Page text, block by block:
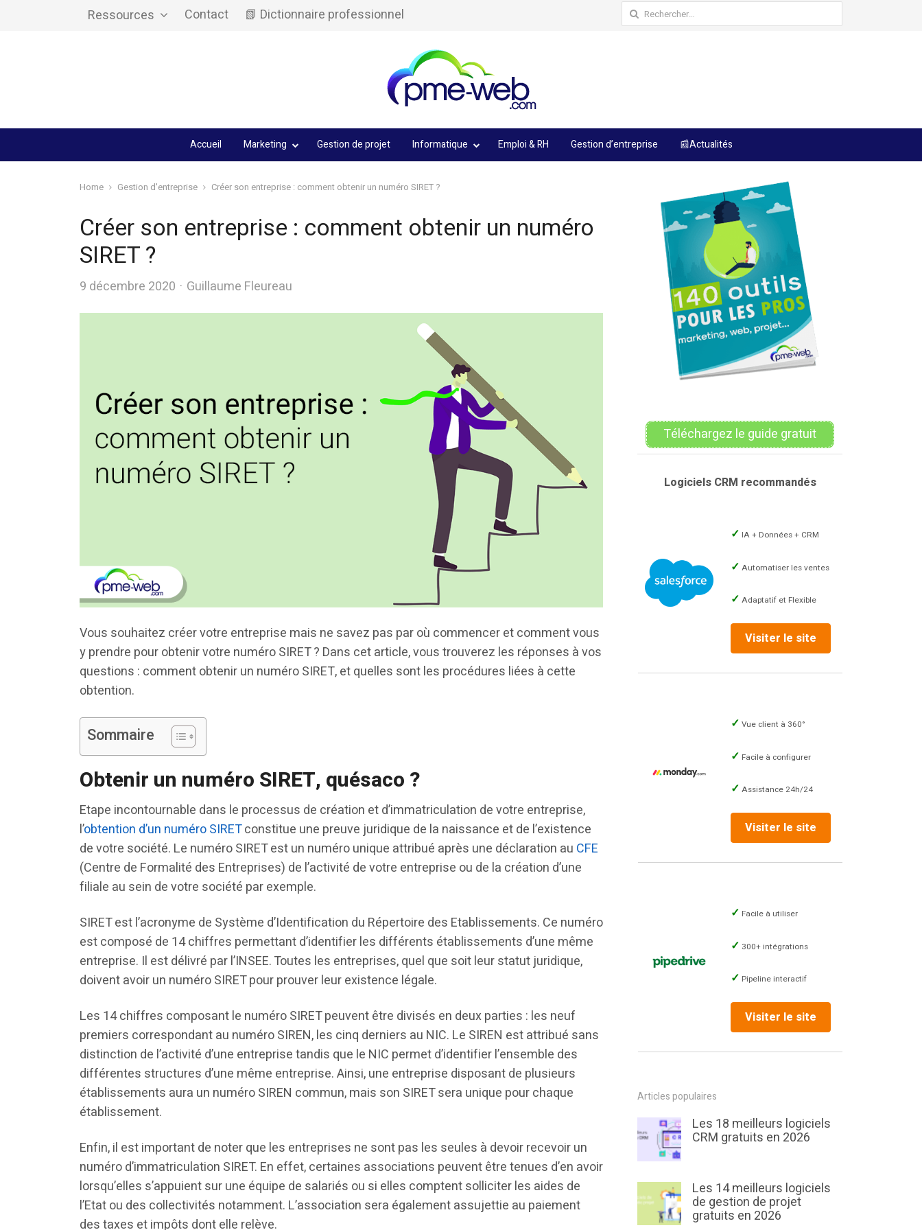
Ressources Contact 📗 Dictionnaire professionnel Rechercher :
Accueil Marketing Gestion de projet Informatique Emploi & RH Gestion d’entreprise 📰Actualités
Home Gestion d'entreprise Créer son entreprise : comment obtenir un numéro SIRET ?
Créer son entreprise : comment obtenir un numéro
SIRET ?
9 décembre 2020 Author
Guillaume Fleureau
Vous souhaitez créer votre entreprise mais ne savez pas par où commencer et comment vous
y prendre pour obtenir votre numéro SIRET ? Dans cet article, vous trouverez les réponses à vos
questions : comment obtenir un numéro SIRET, et quelles sont les procédures liées à cette
obtention.
Sommaire
Obtenir un numéro SIRET, quésaco ?
Etape incontournable dans le processus de création et d’immatriculation de votre entreprise,
l’obtention d’un numéro SIRETconstitue une preuve juridique de la naissance et de l’existence
de votre société. Le numéro SIRET est un numéro unique attribué après une déclaration au CFE
(Centre de Formalité des Entreprises) de l’activité de votre entreprise ou de la création d’une
filiale au sein de votre société par exemple.
SIRET est l’acronyme de Système d’Identification du Répertoire des Etablissements. Ce numéro
est composé de 14 chiffres permettant d’identifier les différents établissements d’une même
entreprise. Il est délivré par l’INSEE. Toutes les entreprises, quel que soit leur statut juridique,
doivent avoir un numéro SIRET pour prouver leur existence légale.
Les 14 chiffres composant le numéro SIRET peuvent être divisés en deux parties : les neuf
premiers correspondant au numéro SIREN, les cinq derniers au NIC. Le SIREN est attribué sans
distinction de l’activité d’une entreprise tandis que le NIC permet d’identifier l’ensemble des
différentes structures d’une même entreprise. Ainsi, une entreprise disposant de plusieurs
établissements aura un numéro SIREN commun, mais son SIRET sera unique pour chaque
établissement.
Enfin, il est important de noter que les entreprises ne sont pas les seules à devoir recevoir un
numéro d’immatriculation SIRET. En effet, certaines associations peuvent être tenues d’en avoir
lorsqu’elles s’appuient sur une équipe de salariés ou si elles comptent solliciter les aides de
l’Etat ou des collectivités notamment. L’association sera également assujettie au paiement
des taxes et impôts dont elle relève.
Téléchargez le guide gratuit
Logiciels CRM recommandés
IA + Données + CRM
Automatiser les ventes
Adaptatif et Flexible
Visiter le site
Vue client à 360°
Facile à configurer
Assistance 24h/24
Visiter le site
Facile à utiliser
300+ intégrations
Pipeline interactif
Visiter le site
Articles populaires
Les 18 meilleurs logiciels
CRM gratuits en 2026
Les 14 meilleurs logiciels
de gestion de projet
gratuits en 2026